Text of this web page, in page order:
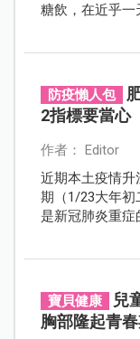
糖飲，在近乎
現兒童及青少
成。
防疫懶人包
2指標要當心
作者： Editor
近期本土疫情升
期（1/23大年初
是新冠肺炎重
寶貝健康
兒
胸部隆起青